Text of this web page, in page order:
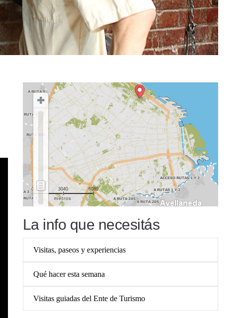
metros
0 3040 6080
La info que necesitás
Visitas, paseos y experiencias
Qué hacer esta semana
Visitas guiadas del Ente de Turismo